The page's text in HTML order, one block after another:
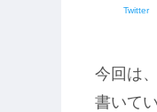
Twitter
今回は
書いてい